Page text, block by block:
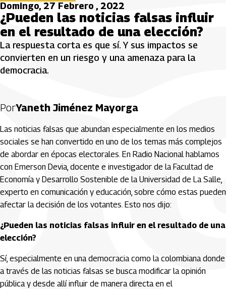
Domingo, 27 Febrero , 2022
¿Pueden las noticias falsas influir
en el resultado de una elección?
La respuesta corta es que sí. Y sus impactos se
convierten en un riesgo y una amenaza para la
democracia.
PorYaneth Jiménez Mayorga
Las noticias falsas que abundan especialmente en los medios
sociales se han convertido en uno de los temas más complejos
de abordar en épocas electorales. En Radio Nacional hablamos
con Emerson Devia, docente e investigador de la Facultad de
Economía y Desarrollo Sostenible de la Universidad de La Salle,
experto en comunicación y educación, sobre cómo estas pueden
afectar la decisión de los votantes. Esto nos dijo:
¿Pueden las noticias falsas influir en el resultado de una
elección?
Sí, especialmente en una democracia como la colombiana donde
a través de las noticias falsas se busca modificar la opinión
pública y desde allí influir de manera directa en el